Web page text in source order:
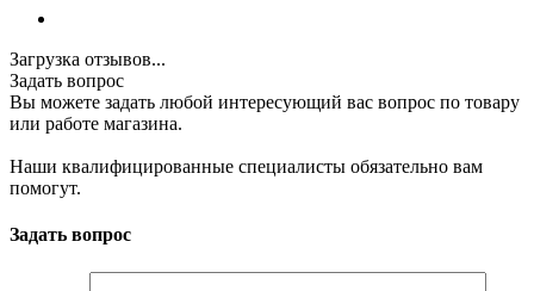
Загрузка отзывов...
Задать вопрос
Вы можете задать любой интересующий вас вопрос по товару
или работе магазина.
Наши квалифицированные специалисты обязательно вам
помогут.
Задать вопрос